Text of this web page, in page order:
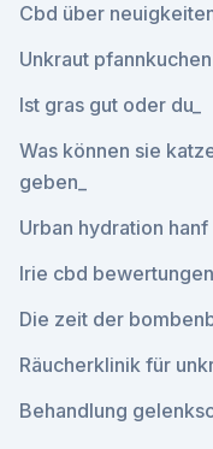
Cbd über
Unkraut
Ist gras gut oder du_
Was können sie
geben_
Urban hydration
Irie cbd bewertungen
Die zeit der
Räucherklinik für
Behandlung